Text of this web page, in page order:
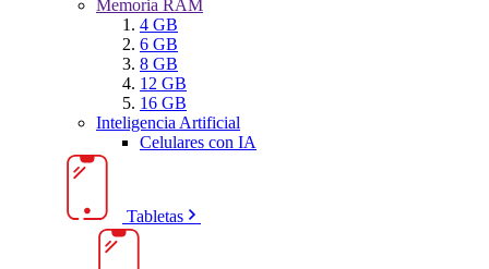
Memoria RAM
4 GB
6 GB
8 GB
12 GB
16 GB
Inteligencia Artificial
Celulares con IA
Tabletas